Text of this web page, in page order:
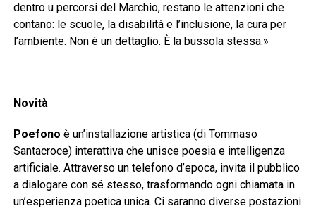
dentro u percorsi del Marchio, restano le attenzioni che
contano: le scuole, la disabilità e l’inclusione, la cura per
l’ambiente. Non è un dettaglio. È la bussola stessa.»
Novità
Poefono è un’installazione artistica (di Tommaso
Santacroce) interattiva che unisce poesia e intelligenza
artificiale. Attraverso un telefono d’epoca, invita il pubblico
a dialogare con sé stesso, trasformando ogni chiamata in
un’esperienza poetica unica. Ci saranno diverse postazioni